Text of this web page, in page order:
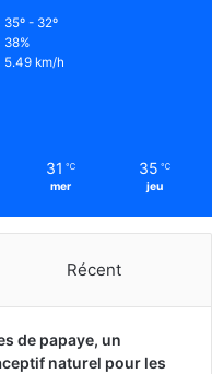
35º - 32º
38%
5.49 km/h
31 ℃
mer
35 ℃
jeu
Récent
de papaye, un
naturel pour les